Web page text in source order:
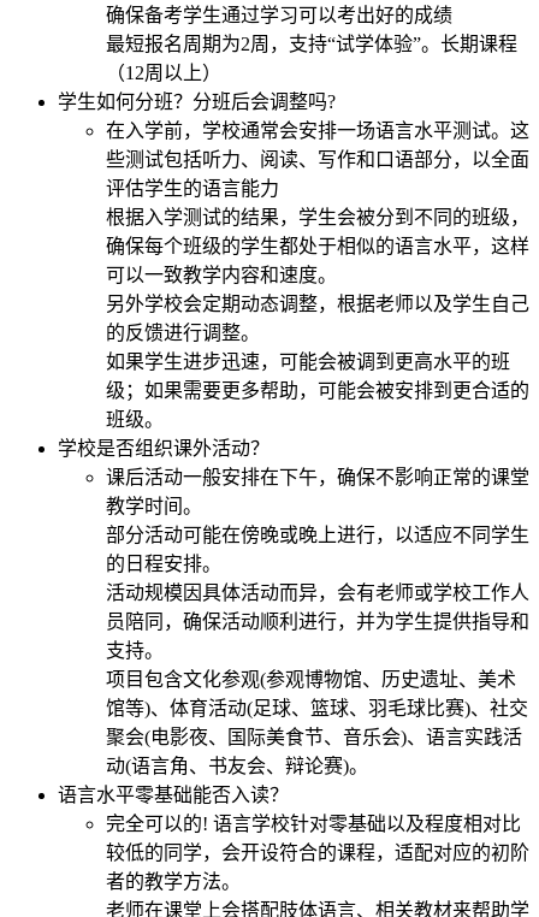
确保备考学生通过学习可以考出好的成绩
最短报名周期为2周，支持“试学体验”。长期课程
（12周以上）
学生如何分班？分班后会调整吗?
在入学前，学校通常会安排一场语言水平测试。这
些测试包括听力、阅读、写作和口语部分，以全面
评估学生的语言能力
根据入学测试的结果，学生会被分到不同的班级，
确保每个班级的学生都处于相似的语言水平，这样
可以一致教学内容和速度。
另外学校会定期动态调整，根据老师以及学生自己
的反馈进行调整。
如果学生进步迅速，可能会被调到更高水平的班
级；如果需要更多帮助，可能会被安排到更合适的
班级。
学校是否组织课外活动？
课后活动一般安排在下午，确保不影响正常的课堂
教学时间。
部分活动可能在傍晚或晚上进行，以适应不同学生
的日程安排。
活动规模因具体活动而异，会有老师或学校工作人
员陪同，确保活动顺利进行，并为学生提供指导和
支持。
项目包含文化参观(参观博物馆、历史遗址、美术
馆等)、体育活动(足球、篮球、羽毛球比赛)、社交
聚会(电影夜、国际美食节、音乐会)、语言实践活
动(语言角、书友会、辩论赛)。
语言水平零基础能否入读？
完全可以的! 语言学校针对零基础以及程度相对比
较低的同学，会开设符合的课程，适配对应的初阶
者的教学方法。
老师在课堂上会搭配肢体语言、相关教材来帮助学